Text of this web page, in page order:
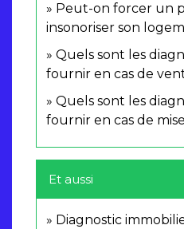
Peut-on forcer un
insonoriser son
Quels sont les
fournir en cas de
Quels sont les
fournir en cas de
Et aussi
Diagnostic